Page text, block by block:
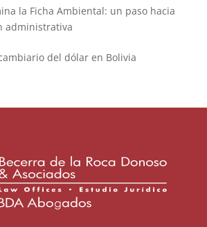
la Ficha Ambiental: un paso hacia
administrativa
del dólar en Bolivia